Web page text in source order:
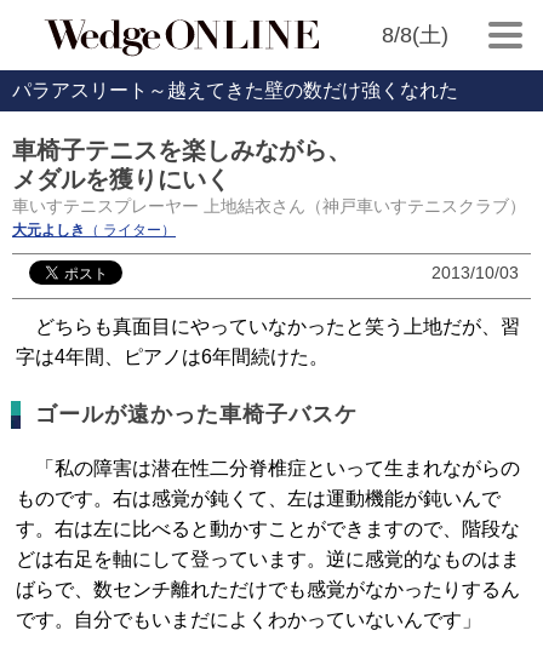
8/8(土)
パラアスリート～越えてきた壁の数だけ強くなれた
車椅子テニスを楽しみながら、
メダルを獲りにいく
車いすテニスプレーヤー 上地結衣さん（神戸車いすテニスクラブ）
大元よしき （ ライター）
2013/10/03
どちらも真面目にやっていなかったと笑う上地だが、習
字は4年間、ピアノは6年間続けた。
ゴールが遠かった車椅子バスケ
「私の障害は潜在性二分脊椎症といって生まれながらの
ものです。右は感覚が鈍くて、左は運動機能が鈍いんで
す。右は左に比べると動かすことができますので、階段な
どは右足を軸にして登っています。逆に感覚的なものはま
ばらで、数センチ離れただけでも感覚がなかったりするん
です。自分でもいまだによくわかっていないんです」